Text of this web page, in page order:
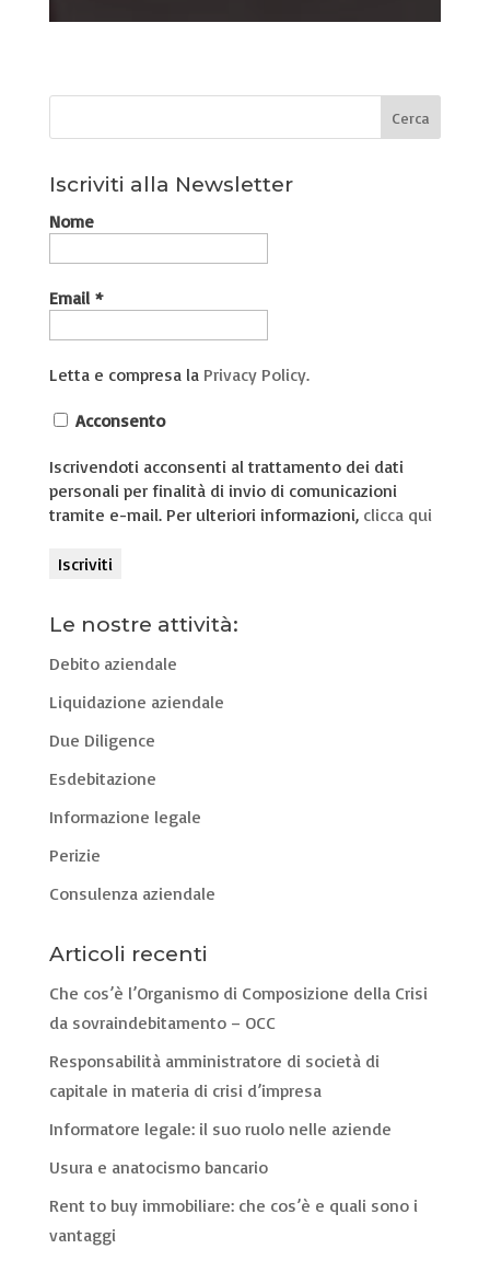
Iscriviti alla Newsletter
Nome
Email *
Letta e compresa la Privacy Policy.
Acconsento
Iscrivendoti acconsenti al trattamento dei dati
personali per finalità di invio di comunicazioni
tramite e-mail. Per ulteriori informazioni, clicca qui
Le nostre attività:
Debito aziendale
Liquidazione aziendale
Due Diligence
Esdebitazione
Informazione legale
Perizie
Consulenza aziendale
Articoli recenti
Che cos’è l’Organismo di Composizione della Crisi
da sovraindebitamento – OCC
Responsabilità amministratore di società di
capitale in materia di crisi d’impresa
Informatore legale: il suo ruolo nelle aziende
Usura e anatocismo bancario
Rent to buy immobiliare: che cos’è e quali sono i
vantaggi